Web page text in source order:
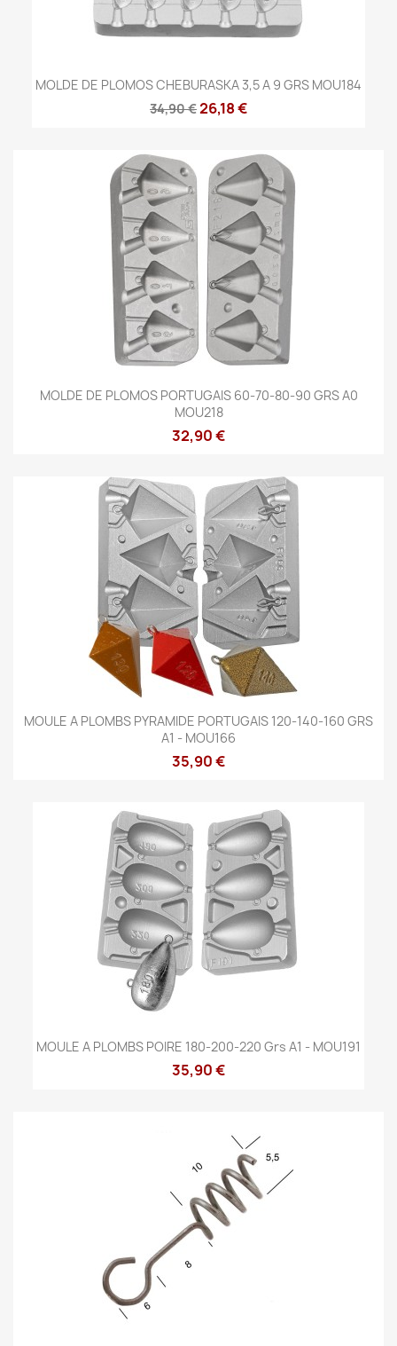
MOLDE DE PLOMOS CHEBURASKA 3,5 A 9 GRS MOU184
34,90 €26,18 €
MOLDE DE PLOMOS PORTUGAIS 60-70-80-90 GRS A0
MOU218
32,90 €
MOULE A PLOMBS PYRAMIDE PORTUGAIS 120-140-160 GRS
A1 - MOU166
35,90 €
MOULE A PLOMBS POIRE 180-200-220 Grs A1 - MOU191
35,90 €